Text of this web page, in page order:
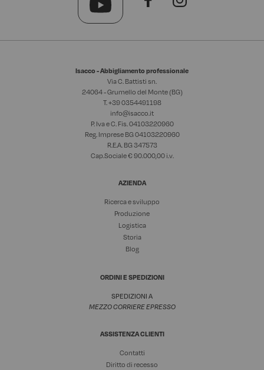
Isacco - Abbigliamento professionale
Via C. Battisti sn.
24064 - Grumello del Monte (BG)
T. +390354491198
info@isacco.it
P. Iva e C. Fis. 04103220960
Reg. Imprese BG 04103220960
R.E.A. BG 347573
Cap.Sociale € 90.000,00 i.v.
AZIENDA
Ricerca e sviluppo
Produzione
Logistica
Storia
Blog
ORDINI E SPEDIZIONI
SPEDIZIONI A
MEZZO CORRIERE EPRESSO
ASSISTENZA CLIENTI
Contatti
Diritto di recesso